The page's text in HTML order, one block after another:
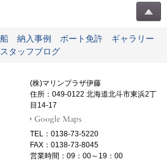
納入事例 ボート免許
ギャラリー
スタッフブログ
(株)マリンプラザ伊藤
住所：049-0122 北海道北斗市東浜2丁
目14-17
TEL：0138-73-5220
FAX：0138-73-8045
営業時間：09：00～19：00